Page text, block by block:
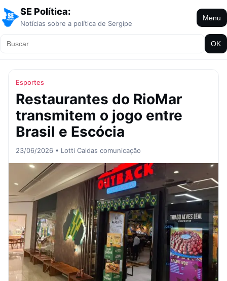
SE Política:
Notícias sobre a política de Sergipe
Menu
OK
Esportes
Restaurantes do RioMar
transmitem o jogo entre
Brasil e Escócia
23/06/2026 • Lotti Caldas comunicação